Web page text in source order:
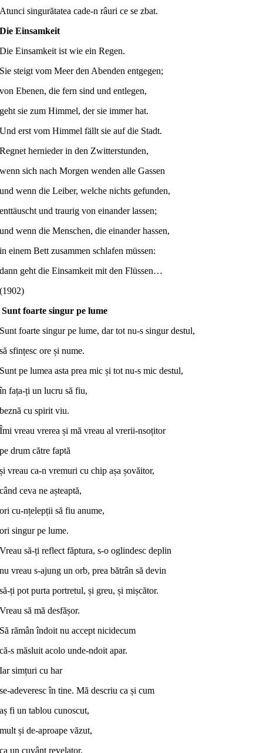
Atunci singurătatea cade-n râuri ce se zbat.
Die Einsamkeit
Die Einsamkeit ist wie ein Regen.
Sie steigt vom Meer den Abenden entgegen;
von Ebenen, die fern sind und entlegen,
geht sie zum Himmel, der sie immer hat.
Und erst vom Himmel fällt sie auf die Stadt.
Regnet hernieder in den Zwitterstunden,
wenn sich nach Morgen wenden alle Gassen
und wenn die Leiber, welche nichts gefunden,
enttäuscht und traurig von einander lassen;
und wenn die Menschen, die einander hassen,
in einem Bett zusammen schlafen müssen:
dann geht die Einsamkeit mit den Flüssen…
(1902)
Sunt foarte singur pe lume
Sunt foarte singur pe lume, dar tot nu-s singur destul,
să sfințesc ore și nume.
Sunt pe lumea asta prea mic și tot nu-s mic destul,
în fața-ți un lucru să fiu,
beznă cu spirit viu.
Îmi vreau vrerea și mă vreau al vrerii-nsoțitor
pe drum către faptă
și vreau ca-n vremuri cu chip așa șovăitor,
când ceva ne așteaptă,
ori cu-nțelepții să fiu anume,
ori singur pe lume.
Vreau să-ți reflect făptura, s-o oglindesc deplin
nu vreau s-ajung un orb, prea bătrân să devin
să-ți pot purta portretul, și greu, și mișcător.
Vreau să mă desfășor.
Să rămân îndoit nu accept nicidecum
că-s măsluit acolo unde-ndoit apar.
Iar simțuri cu har
se-adeveresc în tine. Mă descriu ca și cum
aș fi un tablou cunoscut,
mult și de-aproape văzut,
ca un cuvânt revelator,